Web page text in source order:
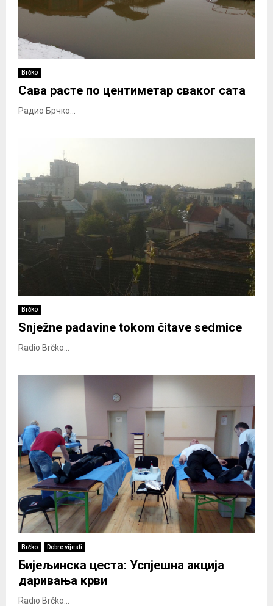
Brčko
Сава расте по центиметар сваког сата
Радио Брчко...
Brčko
Snježne padavine tokom čitave sedmice
Radio Brčko...
Brčko Dobre vijesti
Бијељинска цеста: Успјешна акција
даривања крви
Radio Brčko...